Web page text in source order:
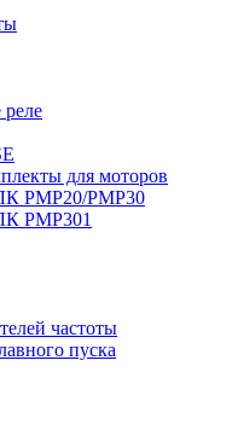
для моторов
PMP20/PMP30
PMP301
частоты
пуска